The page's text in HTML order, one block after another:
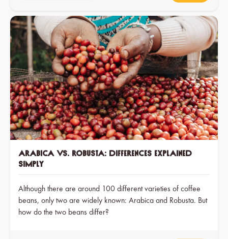
oder auch der Inhalt? Kommt es auf die Reihenfolge des
Eingießens an? Für den Verlängerten wird nicht einfach mehr
Wasser runtergelassen, sondern heißes Wasser
aufgegossen, oder? Wir haben die perfekte
Zusammensetzung von Kaffee, Wasser und Milch für die fünf
wichtigsten Kaffee-Spezialitäten zusammengestellt.
Arabica vs. Robusta: Differences explained
simply
Although there are around 100 different varieties of coffee
beans, only two are widely known: Arabica and Robusta. But
how do the two beans differ?